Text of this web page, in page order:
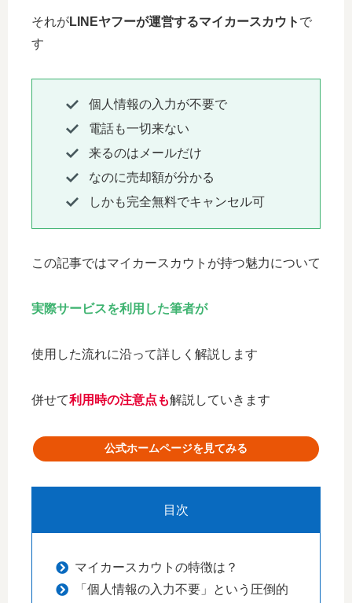
それがLINEヤフーが運営するマイカースカウト で
す
個人情報の入力が不要で
電話も一切来ない
来るのはメールだけ
なのに売却額が分かる
しかも完全無料でキャンセル可
この記事ではマイカースカウトが持つ魅力について
実際サービスを利用した筆者が
使用した流れに沿って詳しく解説します
併せて利用時の注意点も解説していきます
公式ホームページを見てみる
目次
マイカースカウトの特徴は？
「個人情報の入力不要」という圧倒的